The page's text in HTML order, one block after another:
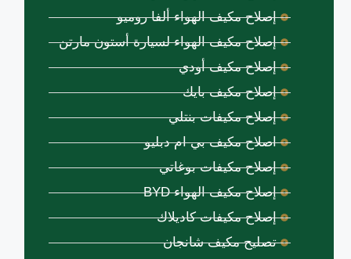
إصلاح مكيف الهواء ألفا روميو
إصلاح مكيف الهواء لسيارة أستون مارتن
إصلاح مكيف أودي
إصلاح مكيف بايك
إصلاح مكيفات بنتلي
اصلاح مكيف بي ام دبليو
إصلاح مكيفات بوغاتي
إصلاح مكيف الهواء BYD
إصلاح مكيفات كاديلاك
تصليح مكيف شانجان